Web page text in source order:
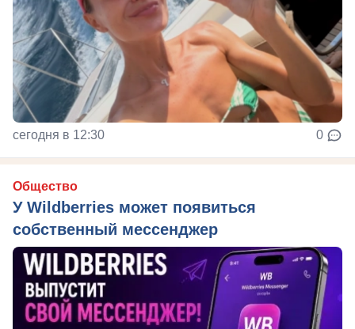
сегодня в 12:30 0
Общество
У Wildberries может появиться
собственный мессенджер